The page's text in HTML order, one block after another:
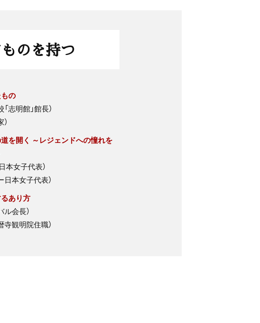
のを持つ
の
志明館」館長）
を開く ～レジェンドへの憧れを
本女子代表）
日本女子代表）
あり方
会長）
寺観明院住職）